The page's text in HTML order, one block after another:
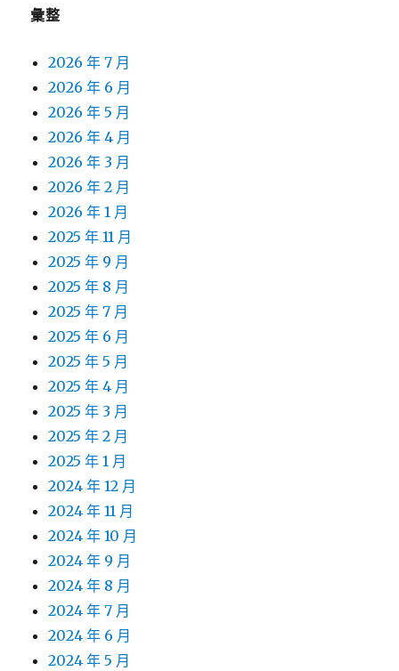
彙整
2026 年 7 月
2026 年 6 月
2026 年 5 月
2026 年 4 月
2026 年 3 月
2026 年 2 月
2026 年 1 月
2025 年 11 月
2025 年 9 月
2025 年 8 月
2025 年 7 月
2025 年 6 月
2025 年 5 月
2025 年 4 月
2025 年 3 月
2025 年 2 月
2025 年 1 月
2024 年 12 月
2024 年 11 月
2024 年 10 月
2024 年 9 月
2024 年 8 月
2024 年 7 月
2024 年 6 月
2024 年 5 月